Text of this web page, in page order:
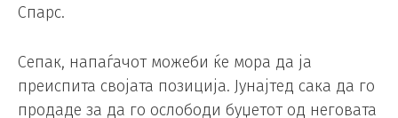
Спарс.
Сепак, напаѓачот можеби ќе мора да ја
преиспита својата позиција. Јунајтед сака да го
продаде за да го ослободи буџетот од неговата